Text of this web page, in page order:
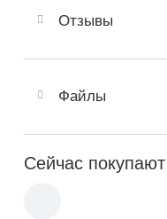
Отзывы
Файлы
Сейчас покупают